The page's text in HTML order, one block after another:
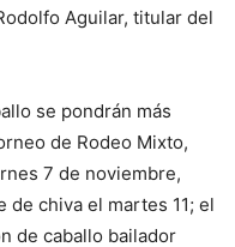
Aguilar, titular del
se pondrán más
de Rodeo Mixto,
7 de noviembre,
de chiva el martes 11; el
de caballo bailador